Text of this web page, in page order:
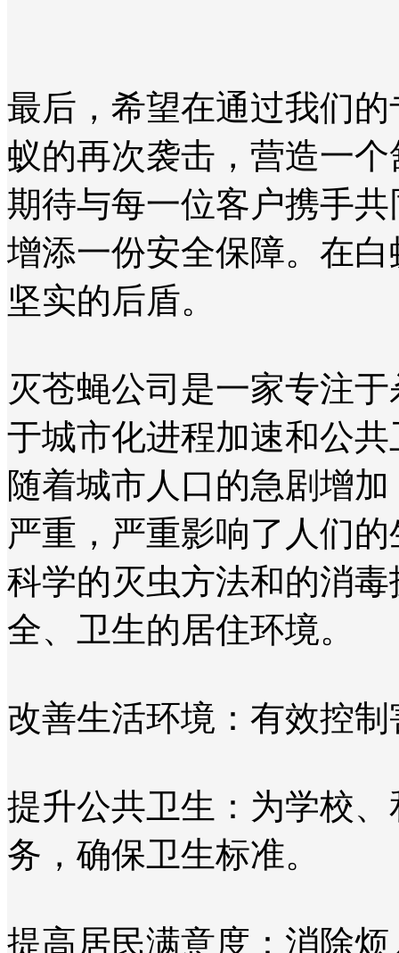
最后，希望在通过我们
蚁的再次袭击，营造一
期待与每一位客户携手
增添一份安全保障。在
坚实的后盾。
灭苍蝇公司是一家专注
于城市化进程加速和公
随着城市人口的急剧增
严重，严重影响了人们
科学的灭虫方法和的消
全、卫生的居住环境。
改善生活环境：有效控
提升公共卫生：为学校
务，确保卫生标准。
提高居民满意度：消除